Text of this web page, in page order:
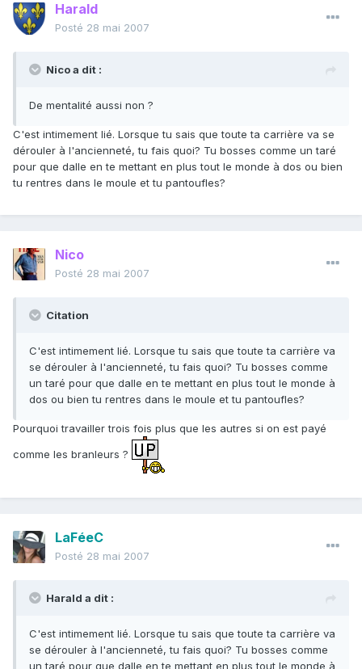
Harald
Posté 28 mai 2007
Nico a dit :
De mentalité aussi non ?
C'est intimement lié. Lorsque tu sais que toute ta carrière va se
dérouler à l'ancienneté, tu fais quoi? Tu bosses comme un taré
pour que dalle en te mettant en plus tout le monde à dos ou bien
tu rentres dans le moule et tu pantoufles?
Nico
Posté 28 mai 2007
Citation
C'est intimement lié. Lorsque tu sais que toute ta carrière va
se dérouler à l'ancienneté, tu fais quoi? Tu bosses comme
un taré pour que dalle en te mettant en plus tout le monde à
dos ou bien tu rentres dans le moule et tu pantoufles?
Pourquoi travailler trois fois plus que les autres si on est payé
comme les branleurs ?
LaFéeC
Posté 28 mai 2007
Harald a dit :
C'est intimement lié. Lorsque tu sais que toute ta carrière va
se dérouler à l'ancienneté, tu fais quoi? Tu bosses comme
un taré pour que dalle en te mettant en plus tout le monde à